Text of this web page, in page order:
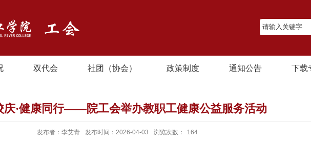
双代会 社团（协会） 政策制度 通知公告 下载
庆·健康同行——院工会举办教职工健康公益服务活动
发布者：李艾青 发布时间：2026-04-03 浏览次数： 164